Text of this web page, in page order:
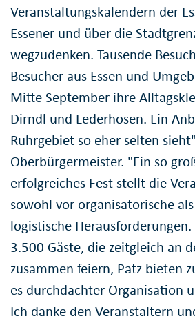
Veranstaltungskalendern der
Essener und über die
wegzudenken. Tausende
Besucher aus Essen und
Mitte September ihre
Dirndl und Lederhosen. Ein
Ruhrgebiet so eher selten
Oberbürgermeister. "Ein so
erfolgreiches Fest stellt die
sowohl vor organisatorische
logistische
3.500 Gäste, die zeitgleich an
zusammen feiern, Patz bieten
es durchdachter Organisation
Ich danke den Veranstaltern